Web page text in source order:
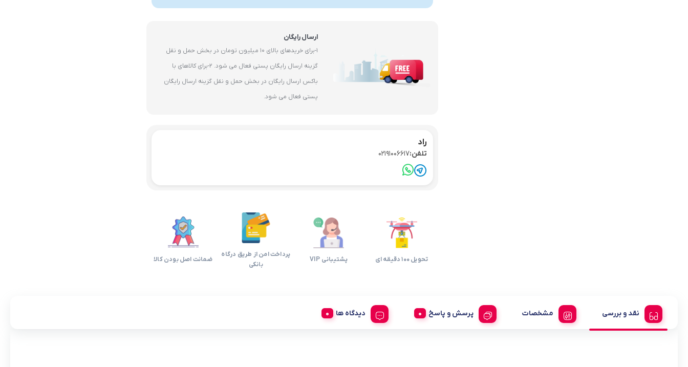
ارسال رایگان
1-برای خریدهای بالای 10 میلیون تومان در بخش حمل و نقل
گزینه ارسال رایگان پستی فعال می شود. 2-برای کالاهای با
باکس ارسال رایگان در بخش حمل و نقل گزینه ارسال رایگان
پستی فعال می شود.
راد
تلفن:02191006617
تحویل 100 دقیقه ای پشتیبانی VIP
پرداخت امن از طریق درگاه
بانکی
ضمانت اصل بودن کالا
نقد و بررسی مشخصات پرسش و پاسخ دیدگاه ها